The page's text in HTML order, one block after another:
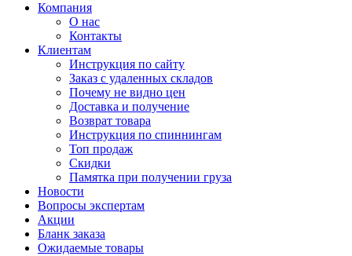
Компания
О нас
Контакты
Клиентам
Инструкция по сайту
Заказ с удаленных складов
Почему не видно цен
Доставка и получение
Возврат товара
Инструкция по спиннингам
Топ продаж
Скидки
Памятка при получении груза
Новости
Вопросы экспертам
Акции
Бланк заказа
Ожидаемые товары